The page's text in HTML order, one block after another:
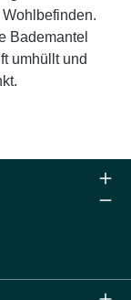
Bademantel
umhüllt und